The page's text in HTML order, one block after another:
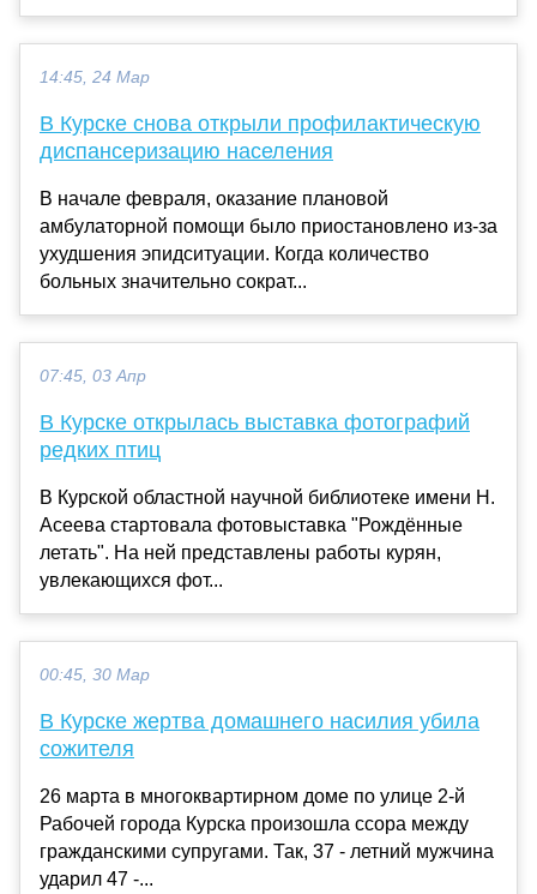
14:45, 24 Мар
В Курске снова открыли профилактическую
диспансеризацию населения
В начале февраля, оказание плановой
амбулаторной помощи было приостановлено из-за
ухудшения эпидситуации. Когда количество
больных значительно сократ...
07:45, 03 Апр
В Курске открылась выставка фотографий
редких птиц
В Курской областной научной библиотеке имени Н.
Асеева стартовала фотовыставка "Рождённые
летать". На ней представлены работы курян,
увлекающихся фот...
00:45, 30 Мар
В Курске жертва домашнего насилия убила
сожителя
26 марта в многоквартирном доме по улице 2-й
Рабочей города Курска произошла ссора между
гражданскими супругами. Так, 37 - летний мужчина
ударил 47 -...